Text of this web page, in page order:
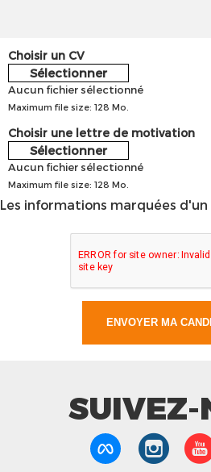
Choisir un CV
Sélectionner
Aucun fichier sélectionné
Maximum file size: 128 Mo.
Choisir une lettre de motivation
Sélectionner
Aucun fichier sélectionné
Maximum file size: 128 Mo.
Les informations marquées d'un
SUIVEZ-